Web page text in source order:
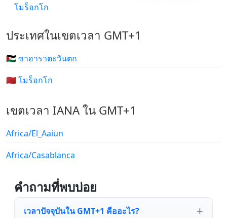
โมร็อกโก
ประเทศในเขตเวลา GMT+1
🇪🇭 ซาฮาราตะวันตก
🇲🇦 โมร็อกโก
เขตเวลา IANA ใน GMT+1
Africa/El_Aaiun
Africa/Casablanca
คำถามที่พบบ่อย
เวลาปัจจุบันใน GMT+1 คืออะไร?